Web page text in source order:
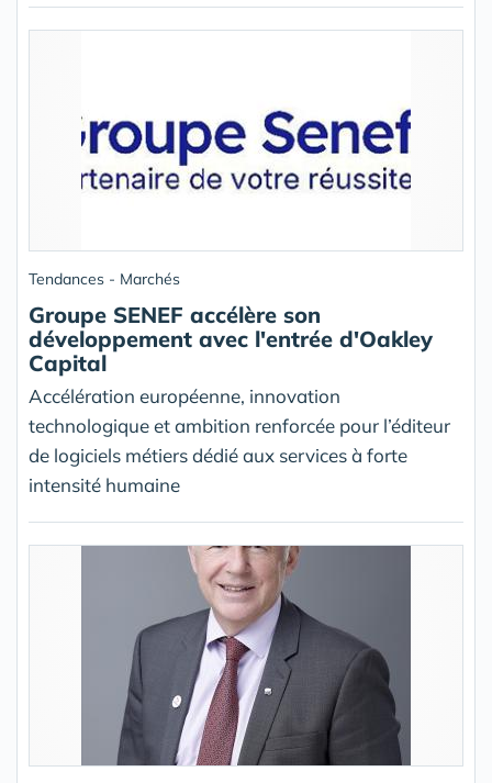
Tendances - Marchés
Groupe SENEF accélère son
développement avec l'entrée d'Oakley
Capital
Accélération européenne, innovation
technologique et ambition renforcée pour l’éditeur
de logiciels métiers dédié aux services à forte
intensité humaine